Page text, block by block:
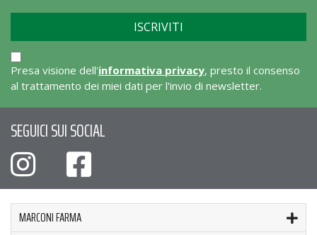
Presa visione dell'informativa privacy, presto il consenso
al trattamento dei miei dati per l'invio di newsletter.
SEGUICI SUI SOCIAL
MARCONI FARMA